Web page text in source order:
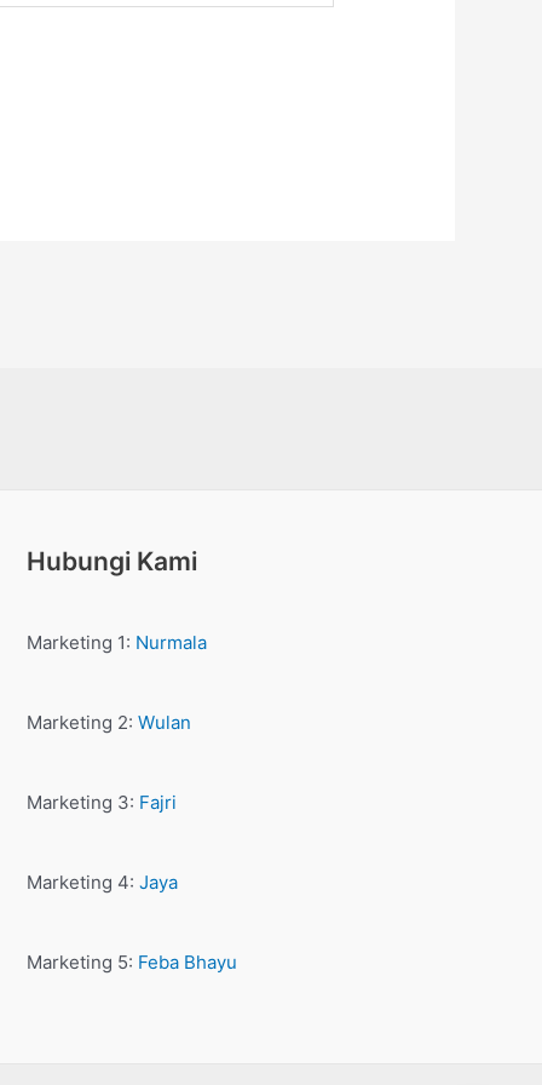
Hubungi Kami
Marketing 1: Nurmala
Marketing 2: Wulan
Marketing 3: Fajri
Marketing 4: Jaya
Marketing 5: Feba Bhayu